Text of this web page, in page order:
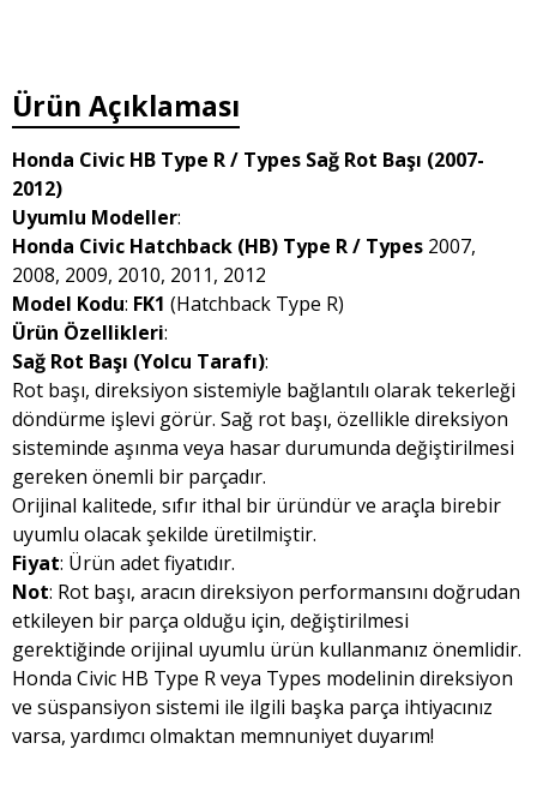
Ürün Açıklaması
Honda Civic HB Type R / Types Sağ Rot Başı (2007-
2012)
Uyumlu Modeller:
Honda Civic Hatchback (HB) Type R / Types 2007,
2008, 2009, 2010, 2011, 2012
Model Kodu: FK1 (Hatchback Type R)
Ürün Özellikleri:
Sağ Rot Başı (Yolcu Tarafı):
Rot başı, direksiyon sistemiyle bağlantılı olarak tekerleği
döndürme işlevi görür. Sağ rot başı, özellikle direksiyon
sisteminde aşınma veya hasar durumunda değiştirilmesi
gereken önemli bir parçadır.
Orijinal kalitede, sıfır ithal bir üründür ve araçla birebir
uyumlu olacak şekilde üretilmiştir.
Fiyat: Ürün adet fiyatıdır.
Not: Rot başı, aracın direksiyon performansını doğrudan
etkileyen bir parça olduğu için, değiştirilmesi
gerektiğinde orijinal uyumlu ürün kullanmanız önemlidir.
Honda Civic HB Type R veya Types modelinin direksiyon
ve süspansiyon sistemi ile ilgili başka parça ihtiyacınız
varsa, yardımcı olmaktan memnuniyet duyarım!